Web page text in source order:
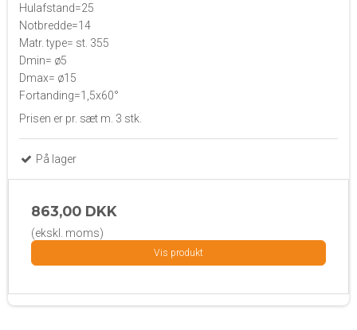
Hulafstand=25
Notbredde=14
Matr. type= st. 355
Dmin= ø5
Dmax= ø15
Fortanding=1,5x60°
Prisen er pr. sæt m. 3 stk.
På lager
863,00 DKK
(ekskl. moms)
Vis produkt